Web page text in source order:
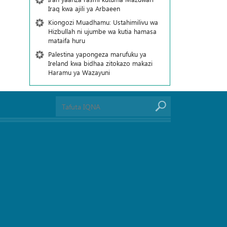
Iraq kwa ajili ya Arbaeen
Kiongozi Muadhamu: Ustahimilivu wa
Hizbullah ni ujumbe wa kutia hamasa
mataifa huru
Palestina yapongeza marufuku ya
Ireland kwa bidhaa zitokazo makazi
Haramu ya Wazayuni